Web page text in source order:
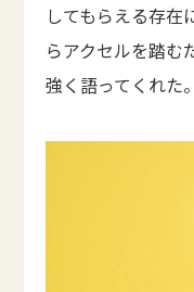
してもらえる存在
らアクセルを踏む
強く語ってくれた。